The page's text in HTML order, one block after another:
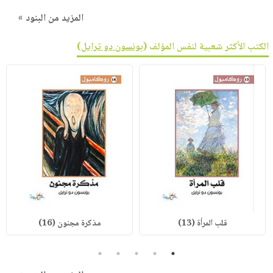
المزيد من البنود »
الكتب الأكثر شعبية لنفس المؤلف (بونسون دو ترايل)
قلب المرأة (13) مذكرة مجنون (16)
1
2
3
4
5